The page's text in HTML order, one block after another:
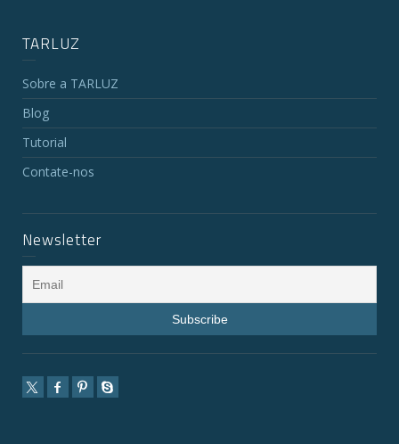
TARLUZ
Sobre a TARLUZ
Blog
Tutorial
Contate-nos
Newsletter